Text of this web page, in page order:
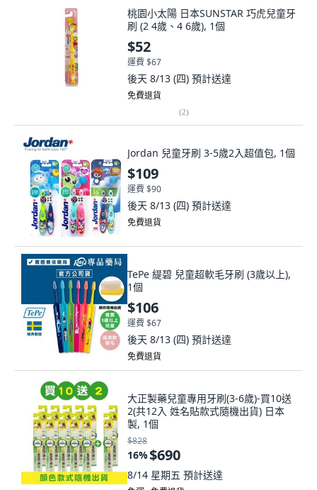
桃園小太陽 日本SUNSTAR 巧虎兒童牙
刷 (2 4歲、4 6歲), 1個
$52
運費 $67
後天 8/13 (四) 預計送達
免費退貨
(2)
Jordan 兒童牙刷 3-5歲2入超值包, 1個
$109
運費 $90
後天 8/13 (四) 預計送達
免費退貨
TePe 緹碧 兒童超軟毛牙刷 (3歲以上),
1個
$106
運費 $67
後天 8/13 (四) 預計送達
免費退貨
大正製藥兒童專用牙刷(3-6歲)-買10送
2(共12入 姓名貼款式隨機出貨) 日本
製, 1個
$828
16%$690
8/14 星期五 預計送達